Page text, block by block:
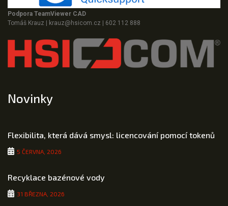
Podpora TeamViewer CAD
Tomáš Krauz | krauz@hsicom.cz | 602 112 888
Novinky
Flexibilita, která dává smysl: licencování pomocí tokenů
5 ČERVNA, 2026
Recyklace bazénové vody
31 BŘEZNA, 2026